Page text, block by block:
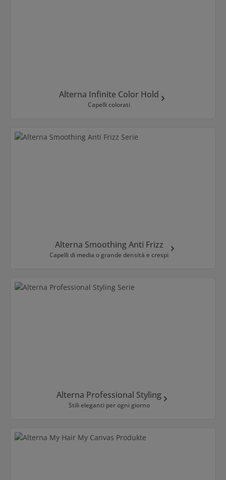
Alterna Infinite Color Hold
Capelli colorati
Alterna Smoothing Anti Frizz
Capelli di media o grande densità e crespi
Alterna Professional Styling
Stili eleganti per ogni giorno